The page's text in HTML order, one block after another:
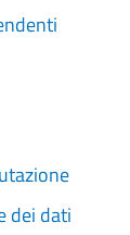
dei dati